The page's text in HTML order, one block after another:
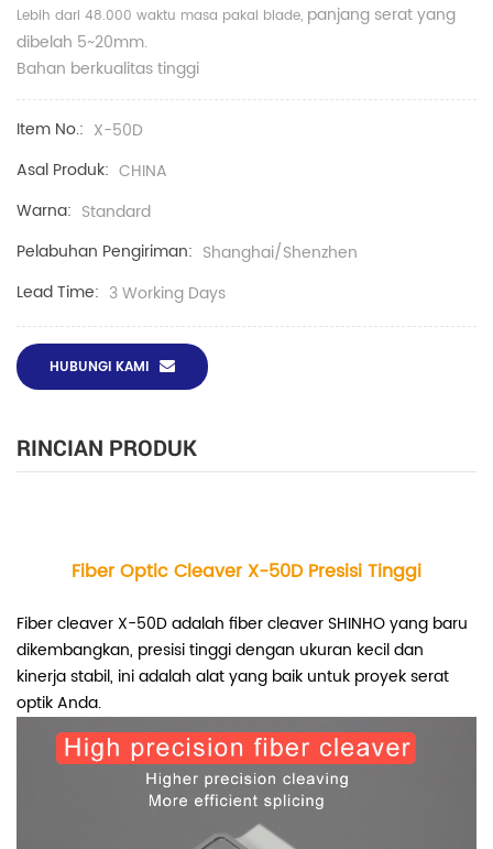
Lebih dari 48.000 waktu masa pakai blade, panjang serat yang
dibelah 5~20mm.
Bahan berkualitas tinggi
Item No.: X-50D
Asal Produk: CHINA
Warna: Standard
Pelabuhan Pengiriman: Shanghai/Shenzhen
Lead Time: 3 Working Days
HUBUNGI KAMI
RINCIAN PRODUK
Fiber Optic Cleaver X-50D Presisi Tinggi
Fiber cleaver X-50D adalah fiber cleaver SHINHO yang baru
dikembangkan, presisi tinggi dengan ukuran kecil dan
kinerja stabil, ini adalah alat yang baik untuk proyek serat
optik Anda.